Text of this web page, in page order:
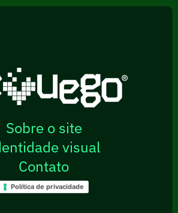
Sobre o site
visual
Contato
Política de privacidade